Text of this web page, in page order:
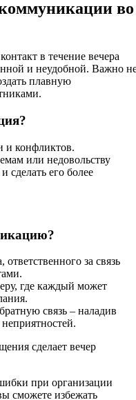
во
в течение вечера
и неудобной. Важно
плавную
и конфликтов.
или недовольству
сделать его более
за связь
где каждый может
связь – наладив
сделает вечер
при организации
сможете избежать